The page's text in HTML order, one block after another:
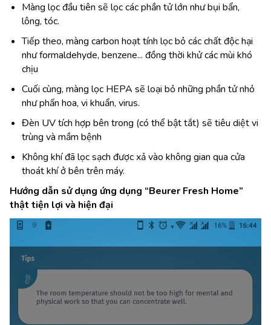
Màng lọc đầu tiên sẽ lọc các phần tử lớn như bụi bẩn,
lông, tóc.
Tiếp theo, màng carbon hoạt tính lọc bỏ các chất độc hại
như formaldehyde, benzene... đồng thời khử các mùi khó
chịu
Cuối cùng, màng lọc HEPA sẽ loại bỏ những phần tử nhỏ
như phấn hoa, vi khuẩn, virus.
Đèn UV tích hợp bên trong (có thể bật tắt) sẽ tiêu diệt vi
trùng và mầm bệnh
Không khí đã lọc sạch được xả vào không gian qua cửa
thoát khí ở bên trên máy.
Hướng dẫn sử dụng ứng dụng “Beurer Fresh Home”
thật tiện lợi và hiện đại